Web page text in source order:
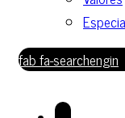
fab fa-searchengin